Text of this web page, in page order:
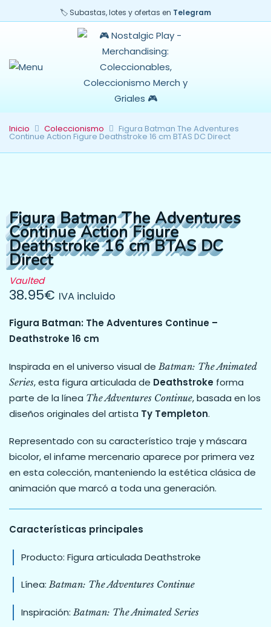
🏷️ Subastas, lotes y ofertas en Telegram
Inicio Coleccionismo Figura Batman The Adventures
Continue Action Figure Deathstroke 16 cm BTAS DC Direct
Figura Batman The Adventures
Continue Action Figure
Deathstroke 16 cm BTAS DC
Direct
Vaulted
38.95€ IVA incluido
Figura Batman: The Adventures Continue –
Deathstroke 16 cm
Inspirada en el universo visual deBatman: The Animated
Series, esta figura articulada de Deathstroke forma
parte de la línea The Adventures Continue, basada en los
diseños originales del artista Ty Templeton.
Representado con su característico traje y máscara
bicolor, el infame mercenario aparece por primera vez
en esta colección, manteniendo la estética clásica de
animación que marcó a toda una generación.
Características principales
Producto: Figura articulada Deathstroke
Línea:Batman: The Adventures Continue
Inspiración:Batman: The Animated Series